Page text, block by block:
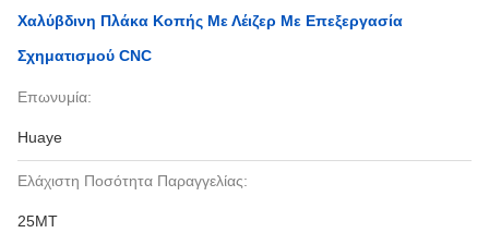
Χαλύβδινη Πλάκα Κοπής Με Λέιζερ Με Επεξεργασία
Σχηματισμού CNC
Επωνυμία:
Huaye
Ελάχιστη Ποσότητα Παραγγελίας:
25MT